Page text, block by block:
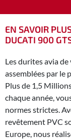
EN SAVOIR
DUCATI 900
Les durites avia
assemblées par le
Plus de 1,5
chaque année,
normes strictes.
revêtement PVC
Europe, nous